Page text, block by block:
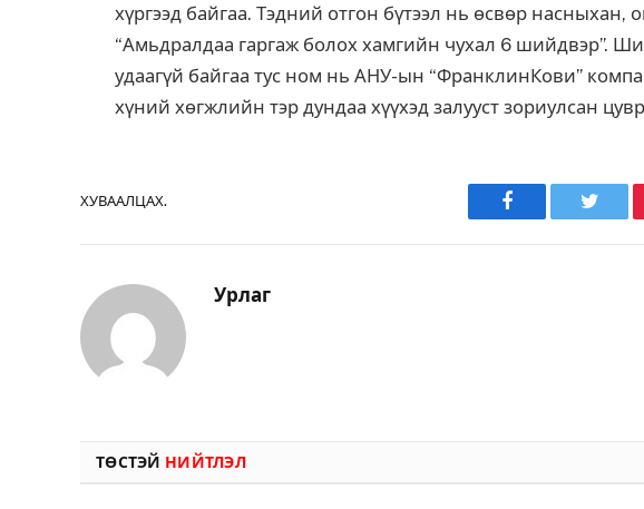
хүргээд байгаа. Тэдний отгон бүтээл нь өсвөр насныхан,
“Амьдралдаа гаргаж болох хамгийн чухал 6 шийдвэр”.
удаагүй байгаа тус ном нь АНУ-ын “ФранклинКови”
хүний хөгжлийн тэр дундаа хүүхэд залууст зориулсан
ХУВААЛЦАХ.
Facebook
Урлаг
ТӨСТЭЙ НИЙТЛЭЛ